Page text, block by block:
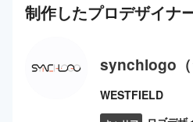
制作したプロデザイナ
synchlogo（
WESTFIELD